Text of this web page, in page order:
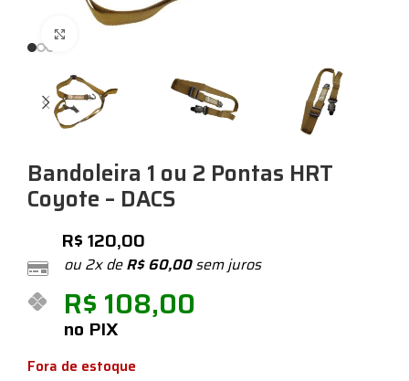
Bandoleira 1 ou 2 Pontas HRT
Coyote – DACS
R$120,00
ou 2x deR$60,00sem juros
R$ 108,00
no PIX
Fora de estoque